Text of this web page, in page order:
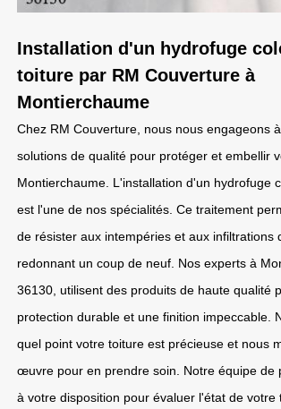
Installation d'un hydrofuge
toiture par RM Couverture à
Montierchaume
Chez RM Couverture, nous nous engageons
solutions de qualité pour protéger et embellir
Montierchaume. L'installation d'un hydrofuge
est l'une de nos spécialités. Ce traitement
de résister aux intempéries et aux infiltrations
redonnant un coup de neuf. Nos experts à
36130, utilisent des produits de haute qualité
protection durable et une finition impeccable.
quel point votre toiture est précieuse et nous
œuvre pour en prendre soin. Notre équipe de
à votre disposition pour évaluer l'état de votre